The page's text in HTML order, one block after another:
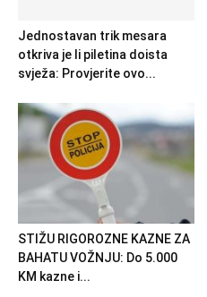
Jednostavan trik mesara
otkriva je li piletina doista
svježa: Provjerite ovo...
STIŽU RIGOROZNE KAZNE ZA
BAHATU VOŽNJU: Do 5.000
KM kazne i...